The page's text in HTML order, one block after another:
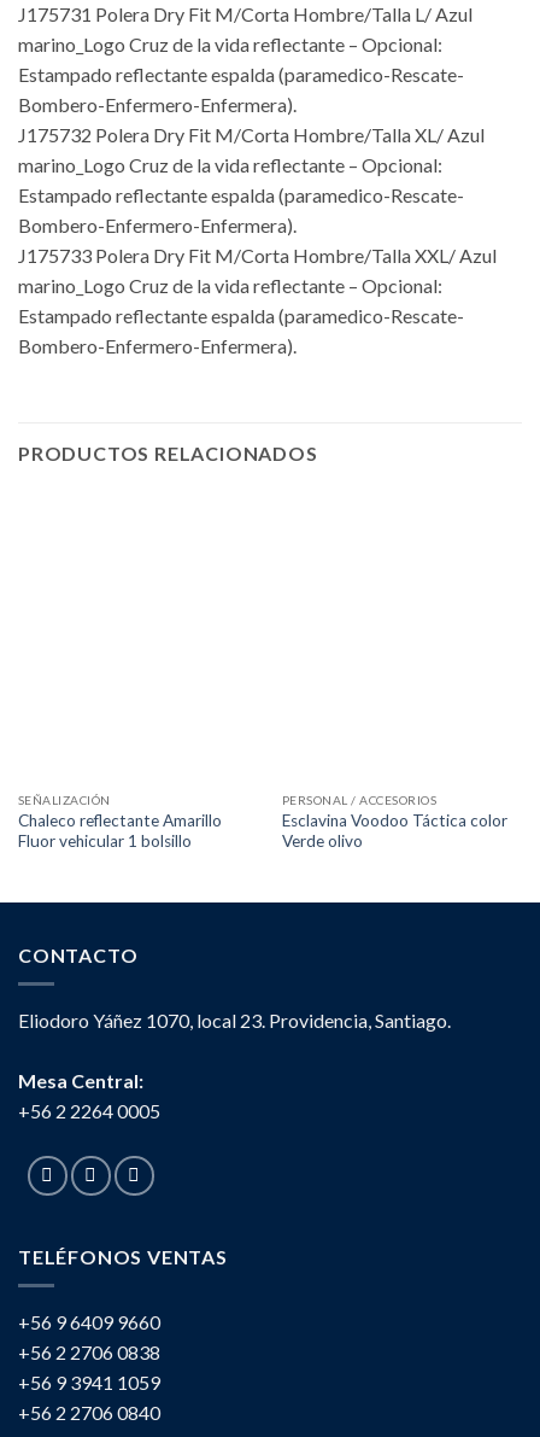
J175731 Polera Dry Fit M/Corta Hombre/Talla L/ Azul
marino_Logo Cruz de la vida reflectante – Opcional:
Estampado reflectante espalda (paramedico-Rescate-
Bombero-Enfermero-Enfermera).
J175732 Polera Dry Fit M/Corta Hombre/Talla XL/ Azul
marino_Logo Cruz de la vida reflectante – Opcional:
Estampado reflectante espalda (paramedico-Rescate-
Bombero-Enfermero-Enfermera).
J175733 Polera Dry Fit M/Corta Hombre/Talla XXL/ Azul
marino_Logo Cruz de la vida reflectante – Opcional:
Estampado reflectante espalda (paramedico-Rescate-
Bombero-Enfermero-Enfermera).
PRODUCTOS RELACIONADOS
SEÑALIZACIÓN
Chaleco reflectante Amarillo
Fluor vehicular 1 bolsillo
PERSONAL / ACCESORIOS
Esclavina Voodoo Táctica color
Verde olivo
CONTACTO
Eliodoro Yáñez 1070, local 23. Providencia, Santiago.
Mesa Central:
+56 2 2264 0005
TELÉFONOS VENTAS
+56 9 6409 9660
+56 2 2706 0838
+56 9 3941 1059
+56 2 2706 0840